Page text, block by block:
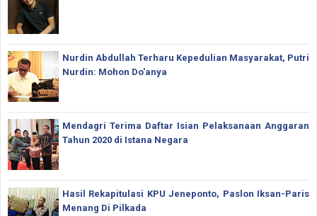
Nurdin Abdullah Terharu Kepedulian Masyarakat, Putri
Nurdin: Mohon Do'anya
Mendagri Terima Daftar Isian Pelaksanaan Anggaran
Tahun 2020 di Istana Negara
Hasil Rekapitulasi KPU Jeneponto, Paslon Iksan-Paris
Menang Di Pilkada